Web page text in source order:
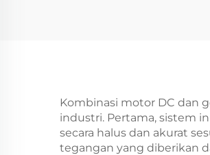
Kombinasi motor DC dan
industri. Pertama, sistem
secara halus dan akurat
tegangan yang diberikan